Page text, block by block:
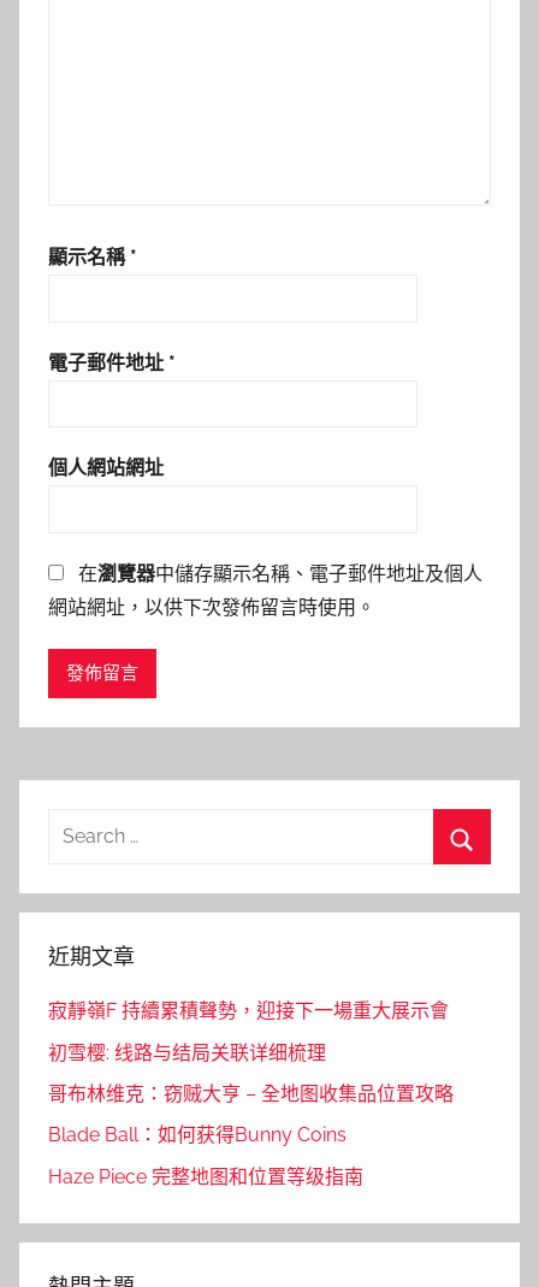
顯示名稱 *
電子郵件地址 *
個人網站網址
在瀏覽器中儲存顯示名稱、電子郵件地址及個人
網站網址，以供下次發佈留言時使用。
Search
近期文章
寂靜嶺F 持續累積聲勢，迎接下一場重大展示會
初雪樱: 线路与结局关联详细梳理
哥布林维克：窃贼大亨 – 全地图收集品位置攻略
Blade Ball：如何获得Bunny Coins
Haze Piece 完整地图和位置等级指南